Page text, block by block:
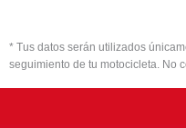
* Tus datos serán utilizados
seguimiento de tu motocicleta. No